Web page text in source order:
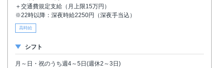
＋交通費規定支給（月上限15万円）
※22時以降：深夜時給2250円（深夜手当込）
高時給
シフト
月～日・祝のうち週4～5日(週休2～3日)